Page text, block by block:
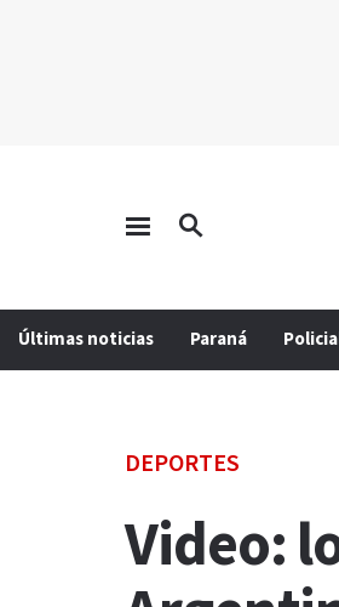
Últimas noticias Paraná
DEPORTES
Video: